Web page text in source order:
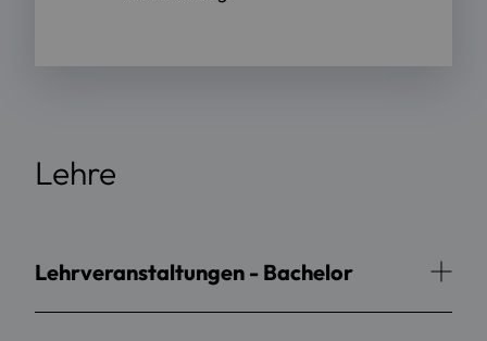
Lehre
Lehrveranstaltungen - Bachelor